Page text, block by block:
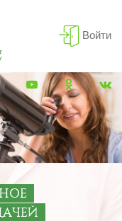
Войти